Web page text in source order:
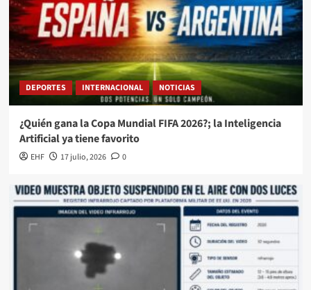
DEPORTES INTERNACIONAL NOTICIAS
¿Quién gana la Copa Mundial FIFA 2026?; la Inteligencia
Artificial ya tiene favorito
EHF 17 julio, 2026 0